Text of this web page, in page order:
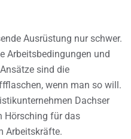
Ausrüstung nur schwer.
Arbeitsbedingungen und
sind die
wenn man so will.
Dachser
Hörsching für das
Arbeitskräfte.